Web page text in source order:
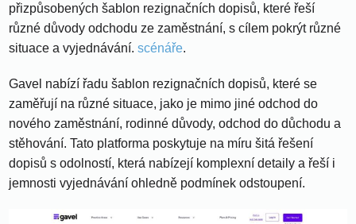
přizpůsobených šablon rezignačních dopisů, které řeší
různé důvody odchodu ze zaměstnání, s cílem pokrýt různé
situace a vyjednávání.scénáře.
Gavel nabízí řadu šablon rezignačních dopisů, které se
zaměřují na různé situace, jako je mimo jiné odchod do
nového zaměstnání, rodinné důvody, odchod do důchodu a
stěhování. Tato platforma poskytuje na míru šitá řešení
dopisů s odolností, která nabízejí komplexní detaily a řeší i
jemnosti vyjednávání ohledně podmínek odstoupení.